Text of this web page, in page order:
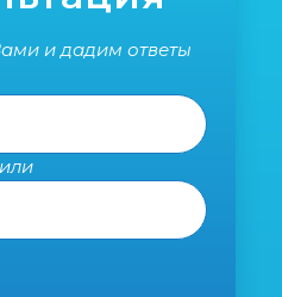
и дадим ответы
или